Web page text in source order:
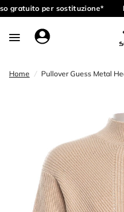
gratuito per sostituzione*
Home / Pullover Guess Metal